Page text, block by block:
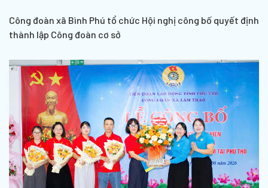
Công đoàn xã Bình Phú tổ chức Hội nghị công bố quyết định
thành lập Công đoàn cơ sở